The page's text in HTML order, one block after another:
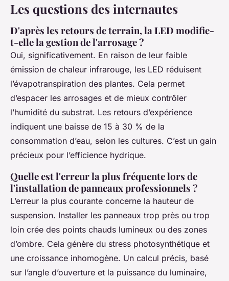
Les questions des internautes
D'après les retours de terrain, la LED modifie-
t-elle la gestion de l'arrosage ?
Oui, significativement. En raison de leur faible
émission de chaleur infrarouge, les LED réduisent
l’évapotranspiration des plantes. Cela permet
d’espacer les arrosages et de mieux contrôler
l’humidité du substrat. Les retours d’expérience
indiquent une baisse de 15 à 30 % de la
consommation d’eau, selon les cultures. C’est un gain
précieux pour l’efficience hydrique.
Quelle est l'erreur la plus fréquente lors de
l'installation de panneaux professionnels ?
L’erreur la plus courante concerne la hauteur de
suspension. Installer les panneaux trop près ou trop
loin crée des points chauds lumineux ou des zones
d’ombre. Cela génère du stress photosynthétique et
une croissance inhomogène. Un calcul précis, basé
sur l’angle d’ouverture et la puissance du luminaire,